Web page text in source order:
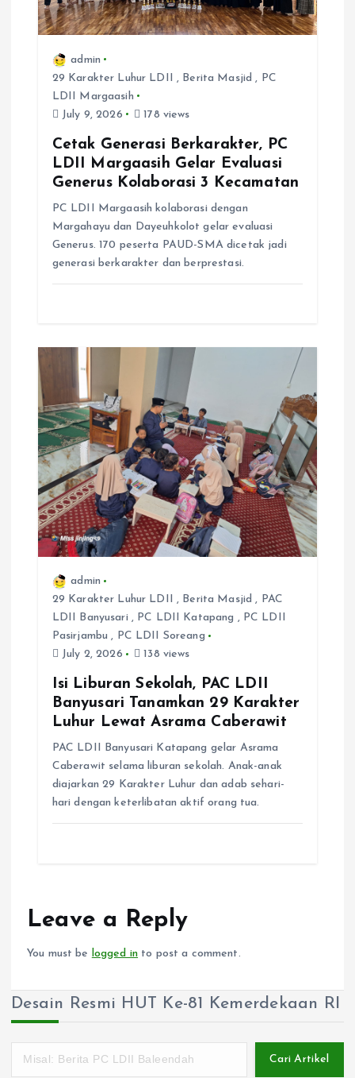
o
admin
29 Karakter Luhur LDII
, Berita Masjid , PC
LDII Margaasih
July 9, 2026
178 views
Cetak Generasi Berkarakter, PC
LDII Margaasih Gelar Evaluasi
Generus Kolaborasi 3 Kecamatan
PC LDII Margaasih kolaborasi dengan
Margahayu dan Dayeuhkolot gelar evaluasi
Generus. 170 peserta PAUD-SMA dicetak jadi
generasi berkarakter dan berprestasi.
admin
29 Karakter Luhur LDII , Berita Masjid , PAC
LDII Banyusari , PC LDII Katapang , PC LDII
Pasirjambu , PC LDII Soreang
July 2, 2026
138 views
Isi Liburan Sekolah, PAC LDII
Banyusari Tanamkan 29 Karakter
Luhur Lewat Asrama Caberawit
PAC LDII Banyusari Katapang gelar Asrama
Caberawit selama liburan sekolah. Anak-anak
diajarkan 29 Karakter Luhur dan adab sehari-
hari dengan keterlibatan aktif orang tua.
Leave a Reply
You must be logged in to post a comment.
Desain Resmi HUT Ke-81 Kemerdekaan RI
Cari Artikel